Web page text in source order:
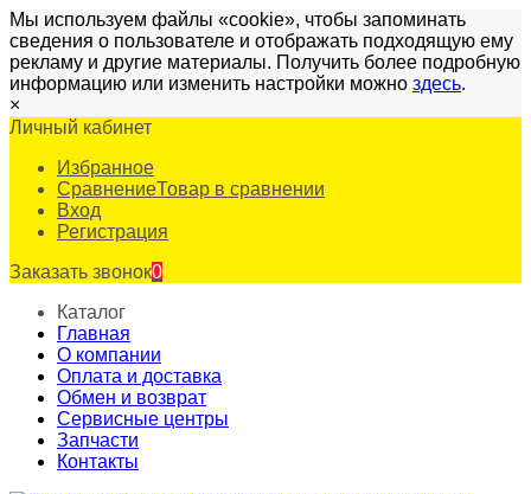
Мы используем файлы «cookie», чтобы запоминать
сведения о пользователе и отображать подходящую ему
рекламу и другие материалы. Получить более подробную
информацию или изменить настройки можно здесь.
×
Личный кабинет
Избранное
СравнениеТовар в сравнении
Вход
Регистрация
Заказать звонок0
Каталог
Главная
О компании
Оплата и доставка
Обмен и возврат
Сервисные центры
Запчасти
Контакты